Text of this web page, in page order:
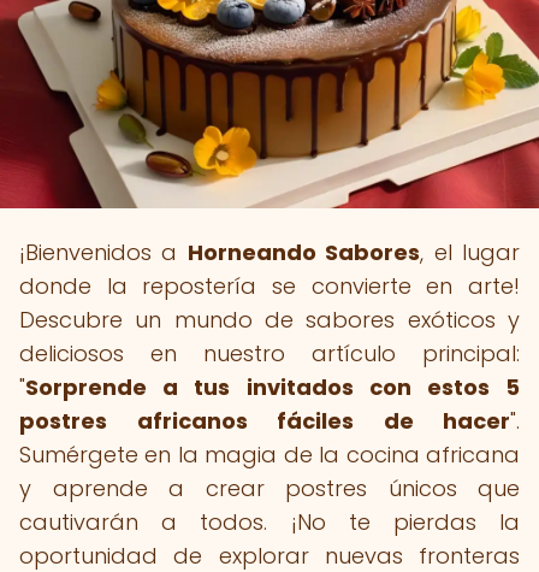
¡Bienvenidos a Horneando Sabores, el lugar
donde la repostería se convierte en arte!
Descubre un mundo de sabores exóticos y
deliciosos en nuestro artículo principal:
"Sorprende a tus invitados con estos 5
postres africanos fáciles de hacer".
Sumérgete en la magia de la cocina africana
y aprende a crear postres únicos que
cautivarán a todos. ¡No te pierdas la
oportunidad de explorar nuevas fronteras